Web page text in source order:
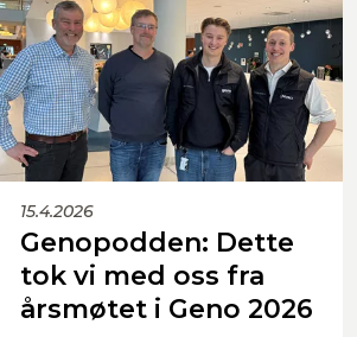
15.4.2026
Genopodden: Dette
tok vi med oss fra
årsmøtet i Geno 2026